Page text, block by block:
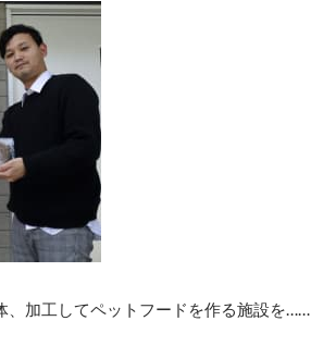
、加工してペットフードを作る施設を……